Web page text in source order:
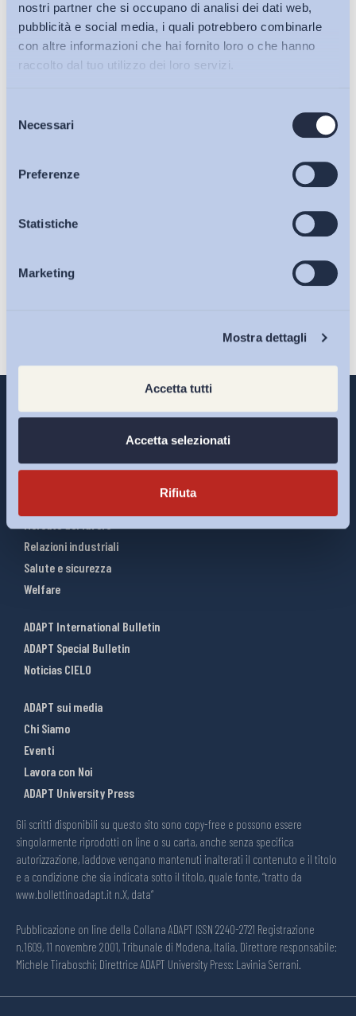
nostri partner che si occupano di analisi dei dati web,
pubblicità e social media, i quali potrebbero combinarle
con altre informazioni che hai fornito loro o che hanno
raccolto dal tuo utilizzo dei loro servizi.
delNecessari
Preferenze
Statistiche
Marketing
Mostra dettagli
Accetta tutti
Accetta selezionati
Rifiuta
Bollettini ADAPT
Articoli
Osservatori
Eventi
sulla pagina della
Iscriviti
Interventi ADAPT
Relazioni industriali
Salute e sicurezza
Welfare
ADAPT International Bulletin
ADAPT Special Bulletin
Noticias CIELO
ADAPT sui media
Chi Siamo
Eventi
Lavora con Noi
ADAPT University Press
Gli scritti disponibili su questo sito sono copy-free e possono essere
singolarmente riprodotti on line o su carta, anche senza specifica
autorizzazione, laddove vengano mantenuti inalterati il contenuto e il titolo
e a condizione che sia indicata sotto il titolo, quale fonte, “tratto da
www.bollettinoadapt.it n.X, data“
Pubblicazione on line della Collana ADAPT ISSN 2240-2721 Registrazione
n.1609, 11 novembre 2001, Tribunale di Modena, Italia. Direttore responsabile:
Michele Tiraboschi; Direttrice ADAPT University Press: Lavinia Serrani.